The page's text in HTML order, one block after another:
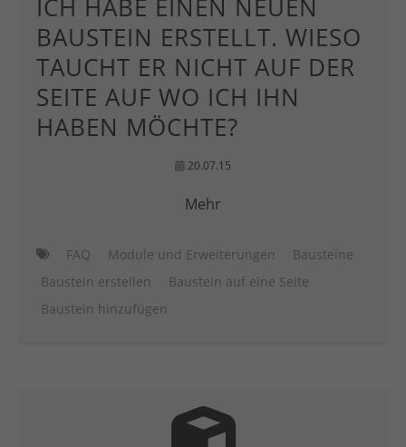
ICH HABE EINEN NEUEN
BAUSTEIN ERSTELLT. WIESO
TAUCHT ER NICHT AUF DER
SEITE AUF WO ICH IHN
HABEN MÖCHTE?
20.07.15
Mehr
FAQ Module und Erweiterungen
Bausteine
Baustein erstellen
Baustein auf eine Seite
Baustein hinzufügen